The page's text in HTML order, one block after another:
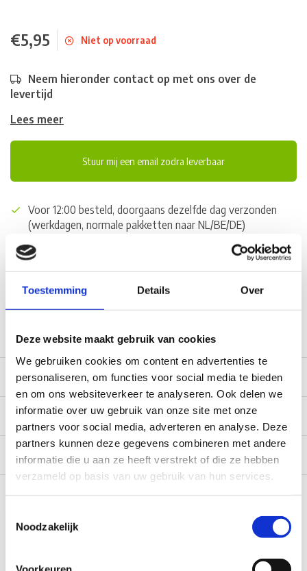
Toestemming Details Over
Deze website maakt gebruik van cookies
We gebruiken cookies om content en advertenties te
personaliseren, om functies voor social media te bieden
en om ons websiteverkeer te analyseren. Ook delen we
informatie over uw gebruik van onze site met onze
partners voor social media, adverteren en analyse. Deze
partners kunnen deze gegevens combineren met andere
informatie die u aan ze heeft verstrekt of die ze hebben
verzameld op basis van uw gebruik van hun services.
Noodzakelijk
€5,95 Niet op voorraad
Neem hieronder contact op met ons over de
levertijd
Lees meer
Stuur mij een email zodra leverbaar
Voor 12:00 besteld, doorgaans dezelfde dag verzonden
(werkdagen, normale pakketten naar NL/BE/DE)
World wide shipping (normal size and weight packages)
Gratis verzending vanaf € 100,- naar NL en BE
verzending. Een deel van de artikelen op voorraad in de
winkel, mail ons voor de beschikbaarheid in de winkel:
Beschrijving
Specificaties
Reviews 0/10
Recent bekeken